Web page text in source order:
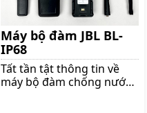
Máy bộ đàm JBL BL-
IP68
Tất tần tật thông tin về
máy bộ đàm chống nước